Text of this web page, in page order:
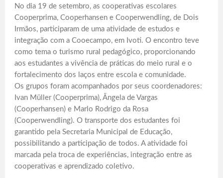
No dia 19 de setembro, as cooperativas escolares
Cooperprima, Cooperhansen e Cooperwendling, de Dois
Irmãos, participaram de uma atividade de estudos e
integração com a Cooecampo, em Ivoti. O encontro teve
como tema o turismo rural pedagógico, proporcionando
aos estudantes a vivência de práticas do meio rural e o
fortalecimento dos laços entre escola e comunidade.
Os grupos foram acompanhados por seus coordenadores:
Ivan Müller (Cooperprima), Ângela de Vargas
(Cooperhansen) e Marlo Rodrigo da Rosa
(Cooperwendling). O transporte dos estudantes foi
garantido pela Secretaria Municipal de Educação,
possibilitando a participação de todos. A atividade foi
marcada pela troca de experiências, integração entre as
cooperativas e aprendizado coletivo.